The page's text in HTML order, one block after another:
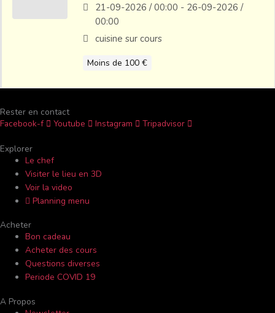
21-09-2026 / 00:00 - 26-09-2026 /
00:00
cuisine sur cours
Moins de 100 €
Rester en contact
Facebook-f
Youtube Instagram Tripadvisor
Explorer
Le chef
Visiter le lieu en 3D
Voir la video
Planning menu
Acheter
Bon cadeau
Acheter des cours
Questions diverses
Periode COVID 19
A Propos